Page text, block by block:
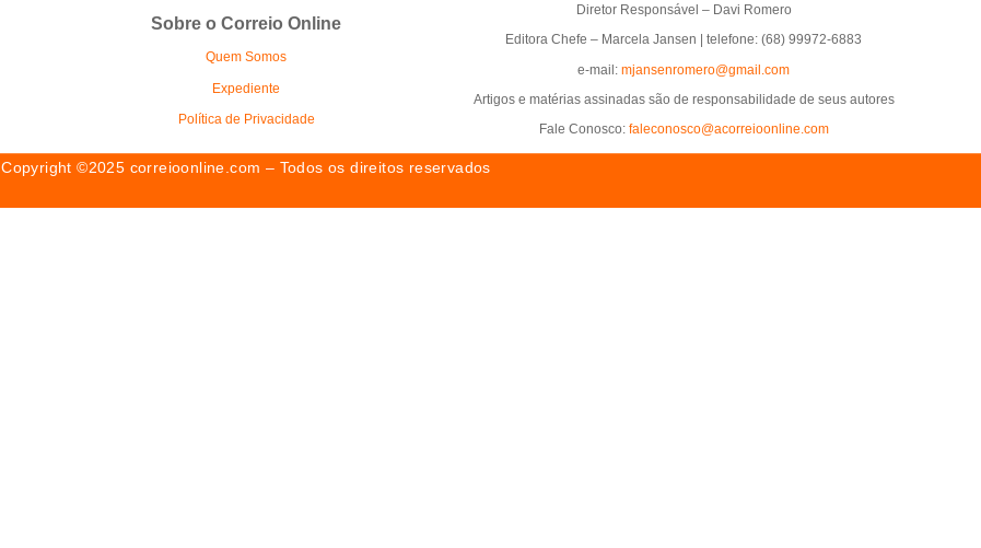
Sobre o Correio Online
Quem Somos
Expediente
Política de Privacidade
Diretor Responsável – Davi Romero
Editora Chefe – Marcela Jansen | telefone: (68) 99972-6883
e-mail: mjansenromero@gmail.com
Artigos e matérias assinadas são de responsabilidade de seus autores
Fale Conosco: faleconosco@acorreioonline.com
Copyright ©2025 correioonline.com – Todos os direitos reservados